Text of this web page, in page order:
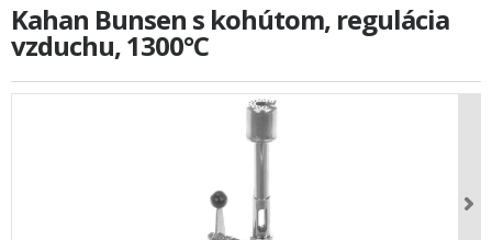
Kahan Bunsen s kohútom, regulácia
vzduchu, 1300°C